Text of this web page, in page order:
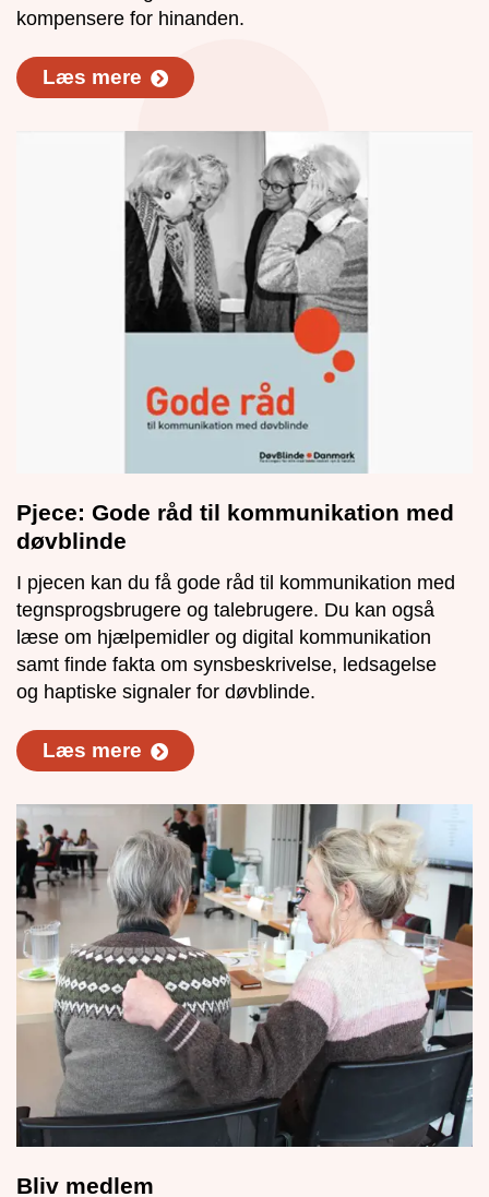
kompensere for hinanden.
Læs mere
Pjece: Gode råd til kommunikation med
døvblinde
I pjecen kan du få gode råd til kommunikation med
tegnsprogsbrugere og talebrugere. Du kan også
læse om hjælpemidler og digital kommunikation
samt finde fakta om synsbeskrivelse, ledsagelse
og haptiske signaler for døvblinde.
Læs mere
Bliv medlem